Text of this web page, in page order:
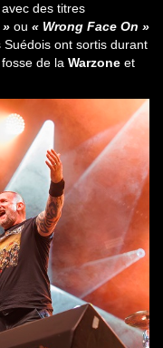
avec des titres
» ou « Wrong Face On »
ont sortis durant
de la Warzone et